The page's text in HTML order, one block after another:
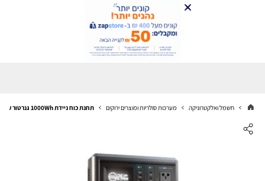
חשמל ואלקטרוניקה מערכות סולריות ומוצרים ירוקים תחנת כוח ניידת 1000Wh גנרטור עם אופציה לפאנל סולארי